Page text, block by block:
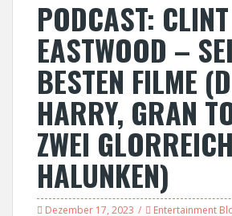
PODCAST: CLINT
EASTWOOD –
BESTEN FILME
HARRY, GRAN
ZWEI
HALUNKEN)
Dezember 17, 2023 Entertainment